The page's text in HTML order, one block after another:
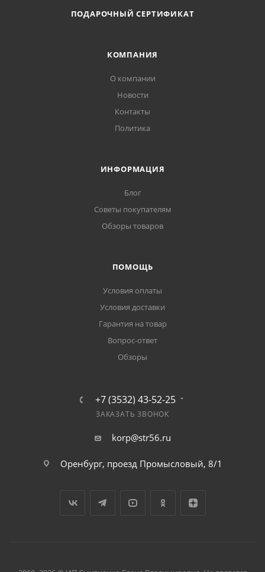
ПОДАРОЧНЫЙ СЕРТИФИКАТ
КОМПАНИЯ
О компании
Новости
Контакты
Политика
ИНФОРМАЦИЯ
Блог
Советы покупателям
Обзоры товаров
ПОМОЩЬ
Условия оплаты
Условия доставки
Гарантия на товар
Вопрос-ответ
Обзоры
+7 (3532) 43-52-25
ЗАКАЗАТЬ ЗВОНОК
korp@str56.ru
Оренбург, проезд Промысловый, 8/1